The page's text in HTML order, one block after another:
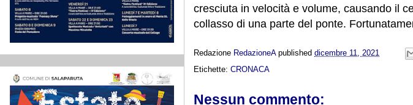
cresciuta in velocità e volume, causando il
collasso di una parte del ponte.
Redazione RedazioneA published dicembre 11, 2021
Etichette: CRONACA
Nessun commento: